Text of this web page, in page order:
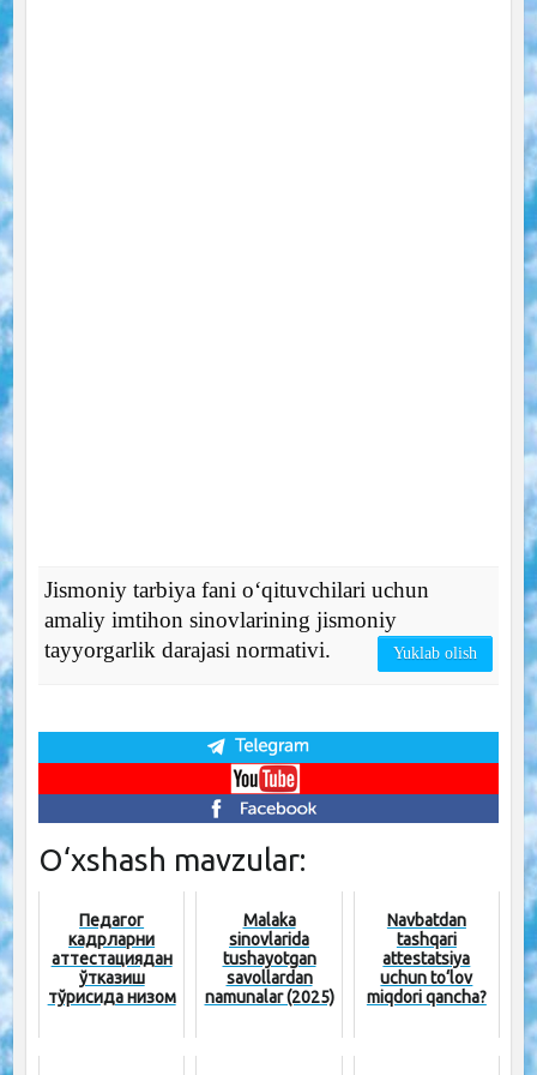
Jismoniy tarbiya fani oʻqituvchilari uchun
amaliy imtihon sinovlarining jismoniy
tayyorgarlik darajasi normativi.
Yuklab olish
O‘xshash mavzular:
Педагог
кадрларни
аттестациядан
ўтказиш
тўғрисида низом
Malaka
sinovlarida
tushayotgan
savollardan
namunalar (2025)
Navbatdan
tashqari
attestatsiya
uchun to‘lov
miqdori qancha?